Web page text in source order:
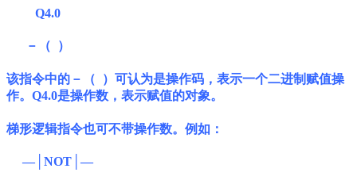
Q4.0
－（ ）
该指令中的－（ ）可认为是操作码，表示一个二进制赋值操
作。Q4.0是操作数，表示赋值的对象。
梯形逻辑指令也可不带操作数。例如：
―│NOT│―